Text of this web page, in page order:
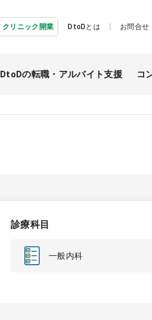
クリニック開業 DtoDとは お問合せ
DtoDの転職・ アルバイト支援 コ
診療科目
一般内科